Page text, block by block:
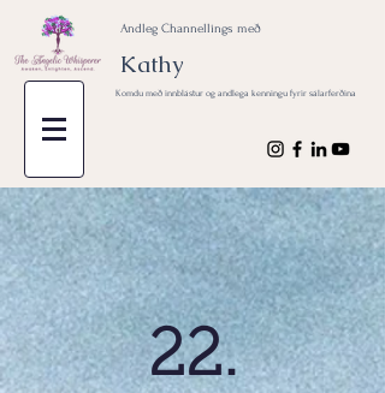
Kathy
Andleg Channellings með
Komdu með innblástur og andlega kenningu fyrir sálarferðina
22.